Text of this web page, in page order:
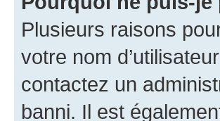
Plusieurs raisons
votre nom
contactez un
banni. Il est